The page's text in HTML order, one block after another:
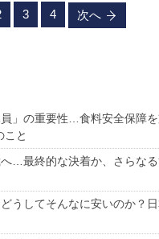
3 4 次へ
」の重要性…食料安全保障
こと
…最終的な決着か、さらな
うしてそんなに安いのか？